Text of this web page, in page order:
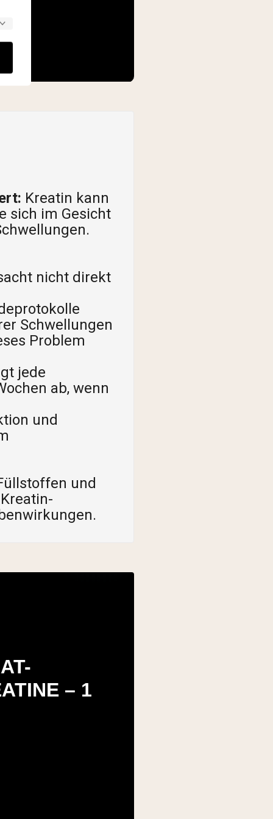
Kreatin kann
sich im Gesicht
nicht direkt
Schwellungen
Problem
jede
ab, wenn
und
und
– 1